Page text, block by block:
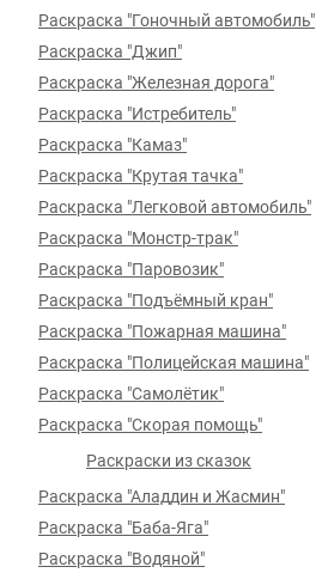
Раскраска "Гоночный автомобиль"
Раскраска "Джип"
Раскраска "Железная дорога"
Раскраска "Истребитель"
Раскраска "Камаз"
Раскраска "Крутая тачка"
Раскраска "Легковой автомобиль"
Раскраска "Монстр-трак"
Раскраска "Паровозик"
Раскраска "Подъёмный кран"
Раскраска "Пожарная машина"
Раскраска "Полицейская машина"
Раскраска "Самолётик"
Раскраска "Скорая помощь"
Раскраски из сказок
Раскраска "Аладдин и Жасмин"
Раскраска "Баба-Яга"
Раскраска "Водяной"